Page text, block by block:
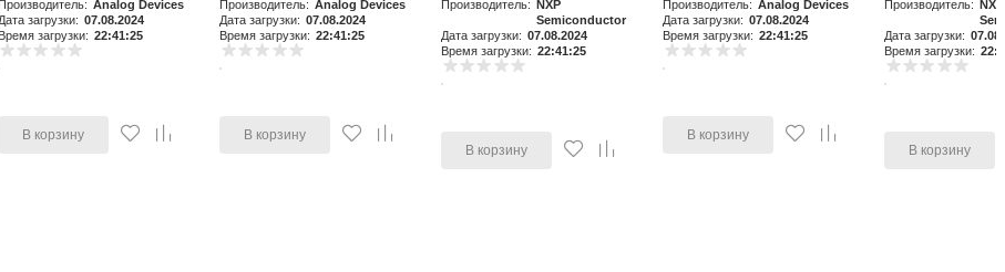
Производитель: Analog Devices
Дата загрузки: 07.08.2024
Время загрузки: 22:41:25
В корзину
Производитель: Analog Devices
Дата загрузки: 07.08.2024
Время загрузки: 22:41:25
В корзину
Производитель: NXP
Semiconductor
Дата загрузки: 07.08.2024
Время загрузки: 22:41:25
В корзину
Производитель: Analog Devices
Дата загрузки: 07.08.2024
Время загрузки: 22:41:25
В корзину
Производитель: NXP
Дата загрузки:
Время загрузки:
В корзину